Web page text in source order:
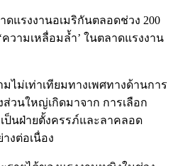
แรงงานอเมริกันตลอดช่วง 200
วามเหลื่อมล้ำ’ ในตลาดแรงงาน
ไม่เท่าเทียมทางเพศทางด้านการ
วนใหญ่เกิดมาจาก การเลือก
ป็นฝ่ายตั้งครรภ์และลาคลอด
งต่อเนื่อง